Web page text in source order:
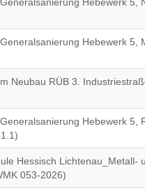
Hebewerk 5,
Neubau RÜB 3.
Hebewerk 5,
Hessisch Lichtenau_Metall- u.
053-2026)